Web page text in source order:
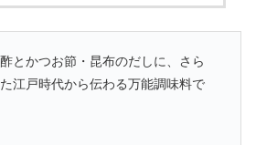
とかつお節・昆布のだしに、さら
江戸時代から伝わる万能調味料で